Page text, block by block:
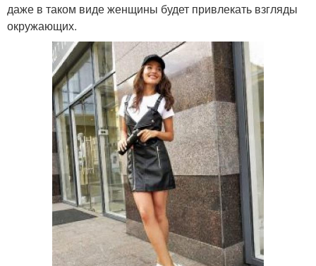
даже в таком виде женщины будет привлекать взгляды
окружающих.